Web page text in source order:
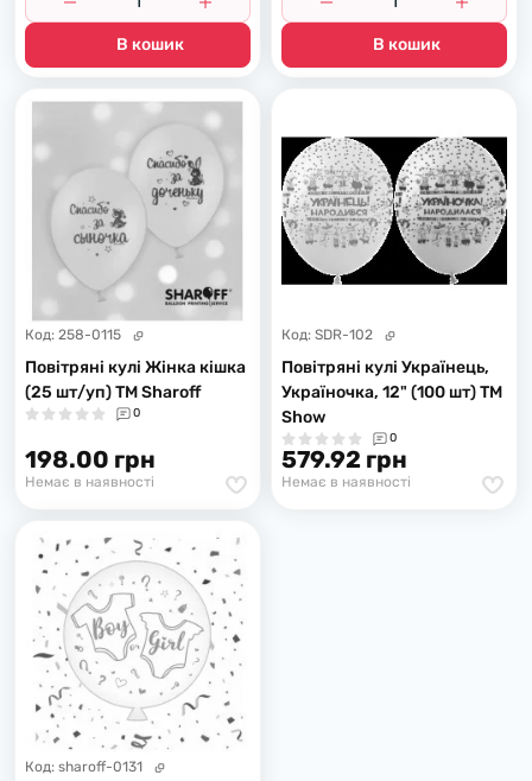
В кошик В кошик
Код: 258-0115
Повітряні кулі Жінка кішка
(25 шт/уп) ТМ Sharoff
0
198.00 грн
Немає в наявності
Код: SDR-102
Повітряні кулі Українець,
Україночка, 12" (100 шт) ТМ
Show
0
579.92 грн
Немає в наявності
Код: sharoff-0131